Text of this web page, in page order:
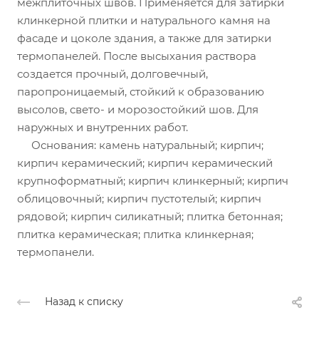
межплиточных швов. Применяется для затирки
клинкерной плитки и натурального камня на
фасаде и цоколе здания, а также для затирки
термопанелей. После высыхания раствора
создается прочный, долговечный,
паропроницаемый, стойкий к образованию
высолов, свето- и морозостойкий шов. Для
наружных и внутренних работ.
Основания: камень натуральный; кирпич;
кирпич керамический; кирпич керамический
крупноформатный; кирпич клинкерный; кирпич
облицовочный; кирпич пустотелый; кирпич
рядовой; кирпич силикатный; плитка бетонная;
плитка керамическая; плитка клинкерная;
термопанели.
Назад к списку